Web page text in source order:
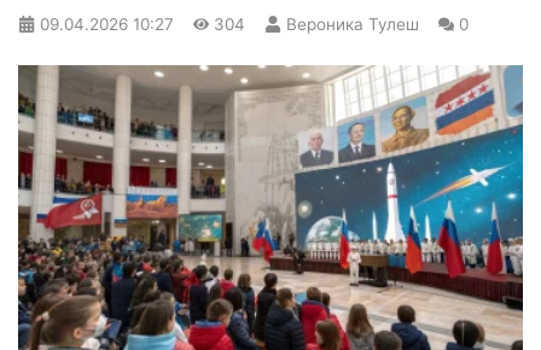
09.04.2026 10:27 304 Вероника Тулеш 0